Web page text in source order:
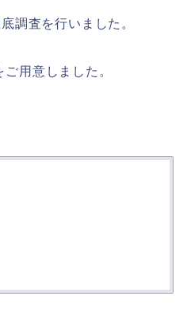
調査を行いました。
用意しました。